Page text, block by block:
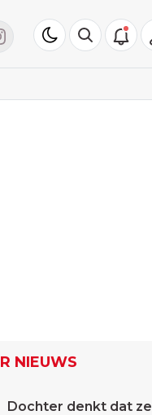
NIEUWS
Dochter denkt dat ze